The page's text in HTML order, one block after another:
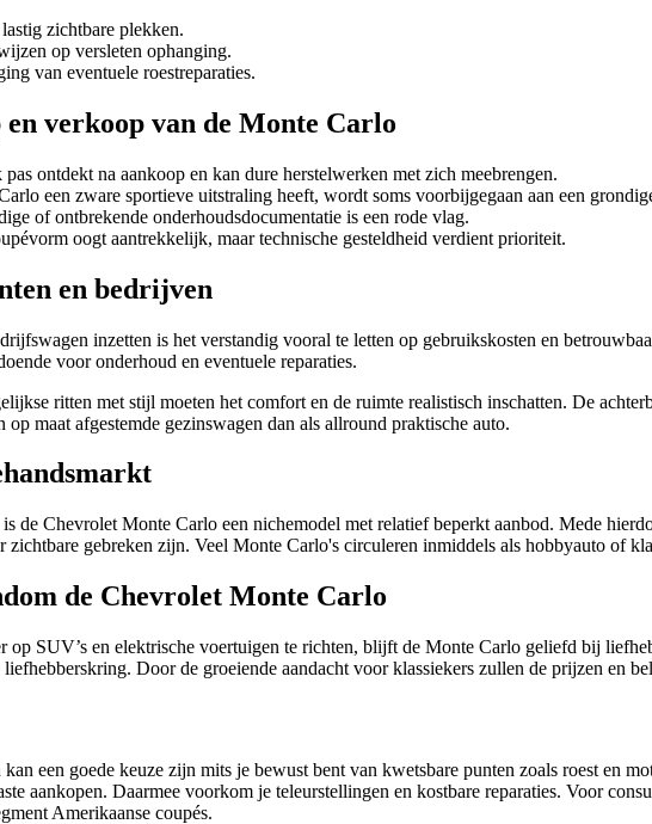
zichtbare plekken.
op versleten ophanging.
van eventuele roestreparaties.
verkoop van de Monte Carlo
ontdekt na aankoop en kan dure herstelwerken met zich meebrengen.
een zware sportieve uitstraling heeft, wordt soms voorbijgegaan aan een
of ontbrekende onderhoudsdocumentatie is een rode vlag.
oogt aantrekkelijk, maar technische gesteldheid verdient prioriteit.
en bedrijven
inzetten is het verstandig vooral te letten op gebruikskosten en
voor onderhoud en eventuele reparaties.
ritten met stijl moeten het comfort en de ruimte realistisch inschatten. De
maat afgestemde gezinswagen dan als allround praktische auto.
de Chevrolet Monte Carlo een nichemodel met relatief beperkt aanbod. Mede
zichtbare gebreken zijn. Veel Monte Carlo's circuleren inmiddels als hobbyauto of
de Chevrolet Monte Carlo
SUV’s en elektrische voertuigen te richten, blijft de Monte Carlo geliefd bij
Door de groeiende aandacht voor klassiekers zullen de prijzen en
een goede keuze zijn mits je bewust bent van kwetsbare punten zoals roest en
aankopen. Daarmee voorkom je teleurstellingen en kostbare reparaties. Voor
Amerikaanse coupés.